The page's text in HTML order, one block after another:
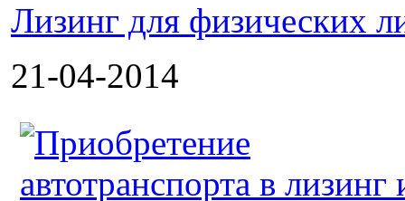
Лизинг для физических
21-04-2014